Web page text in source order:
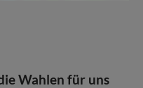
Wahlen für uns